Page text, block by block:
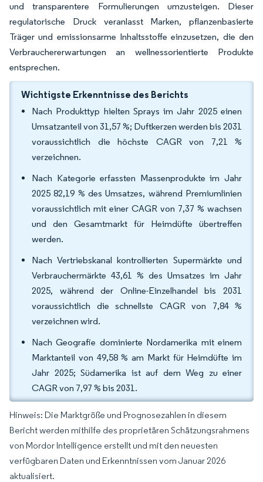
und transparentere Formulierungen umzusteigen. Dieser
regulatorische Druck veranlasst Marken, pflanzenbasierte
Träger und emissionsarme Inhaltsstoffe einzusetzen, die den
Verbrauchererwartungen an wellnessorientierte Produkte
entsprechen.
Wichtigste Erkenntnisse des Berichts
Nach Produkttyp hielten Sprays im Jahr 2025 einen
Umsatzanteil von 31,57 %; Duftkerzen werden bis 2031
voraussichtlich die höchste CAGR von 7,21 %
verzeichnen.
Nach Kategorie erfassten Massenprodukte im Jahr
2025 82,19 % des Umsatzes, während Premiumlinien
voraussichtlich mit einer CAGR von 7,37 % wachsen
und den Gesamtmarkt für Heimdüfte übertreffen
werden.
Nach Vertriebskanal kontrollierten Supermärkte und
Verbrauchermärkte 43,61 % des Umsatzes im Jahr
2025, während der Online-Einzelhandel bis 2031
voraussichtlich die schnellste CAGR von 7,84 %
verzeichnen wird.
Nach Geografie dominierte Nordamerika mit einem
Marktanteil von 49,58 % am Markt für Heimdüfte im
Jahr 2025; Südamerika ist auf dem Weg zu einer
CAGR von 7,97 % bis 2031.
Hinweis: Die Marktgröße und Prognosezahlen in diesem
Bericht werden mithilfe des proprietären Schätzungsrahmens
von Mordor Intelligence erstellt und mit den neuesten
verfügbaren Daten und Erkenntnissen vom Januar 2026
aktualisiert.